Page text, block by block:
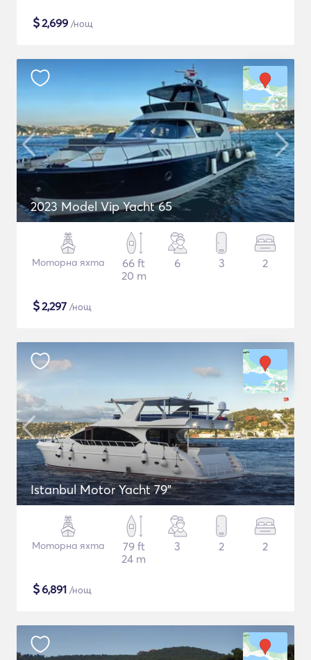
$2,699 /нощ
2023 Model Vip Yacht 65
Моторна яхта
66 ft
20 m
6 3 2
$2,297 /нощ
Istanbul Motor Yacht 79"
Моторна яхта
79 ft
24 m
3 2 2
$6,891 /нощ